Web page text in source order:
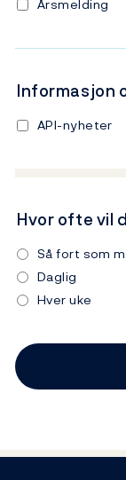
Årsmelding
Informasjon
API-nyheter
Hvor ofte vil
Så fort som
Daglig
Hver uke